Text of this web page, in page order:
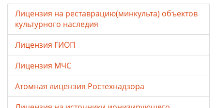
Лицензия на реставрацию(минкульта) объектов
культурного наследия
Лицензия ГИОП
Лицензия МЧС
Атомная лицензия Ростехнадзора